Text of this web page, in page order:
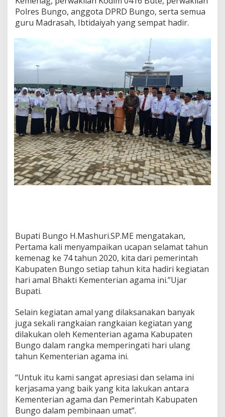
k
t
i
B
-
7
4
.
Polres Bungo, anggota DPRD Bungo, serta semua
guru Madrasah, Ibtidaiyah yang sempat hadir.
Bupati Bungo H.Mashuri.SP.ME mengatakan,
Pertama kali menyampaikan ucapan selamat tahun
kemenag ke 74 tahun 2020, kita dari pemerintah
Kabupaten Bungo setiap tahun kita hadiri kegiatan
hari amal Bhakti Kementerian agama ini.”Ujar
Bupati.
Selain kegiatan amal yang dilaksanakan banyak
juga sekali rangkaian rangkaian kegiatan yang
dilakukan oleh Kementerian agama Kabupaten
Bungo dalam rangka memperingati hari ulang
tahun Kementerian agama ini.
“Untuk itu kami sangat apresiasi dan selama ini
kerjasama yang baik yang kita lakukan antara
Kementerian agama dan Pemerintah Kabupaten
Bungo dalam pembinaan umat”.